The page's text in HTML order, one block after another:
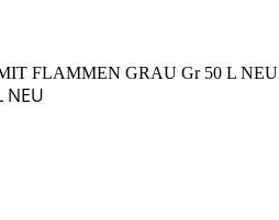
FLAMMEN GRAU Gr 50 L NEU
NEU